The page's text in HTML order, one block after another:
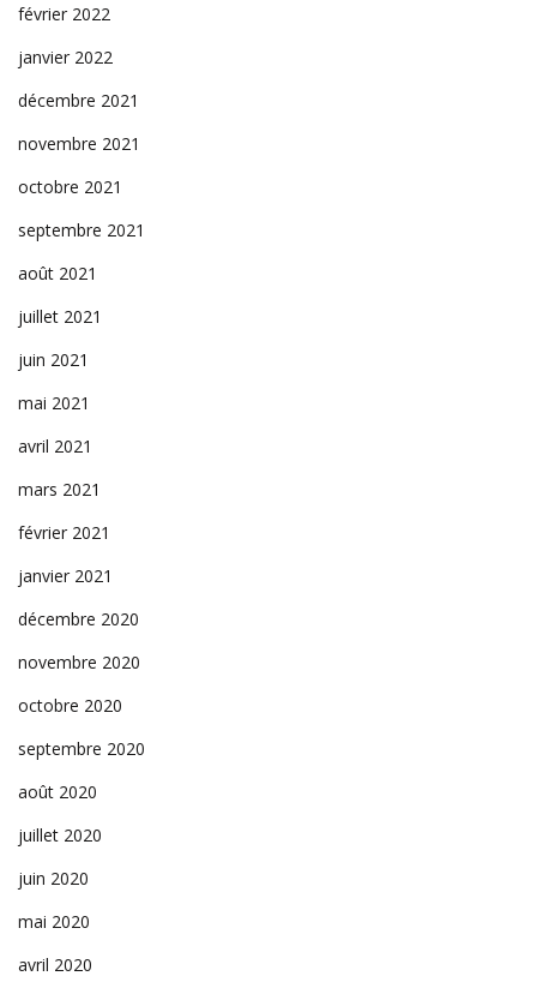
février 2022
janvier 2022
décembre 2021
novembre 2021
octobre 2021
septembre 2021
août 2021
juillet 2021
juin 2021
mai 2021
avril 2021
mars 2021
février 2021
janvier 2021
décembre 2020
novembre 2020
octobre 2020
septembre 2020
août 2020
juillet 2020
juin 2020
mai 2020
avril 2020